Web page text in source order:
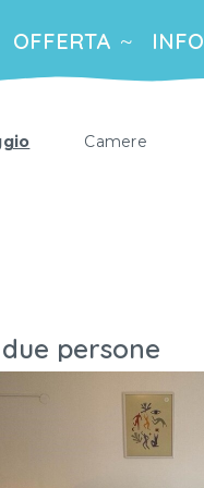
OFFERTA INFO
Camere
persone